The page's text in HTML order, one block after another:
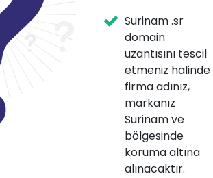
Surinam .sr
domain
uzantısını tescil
etmeniz halinde
firma adınız,
markanız
Surinam ve
bölgesinde
koruma altına
alınacaktır.